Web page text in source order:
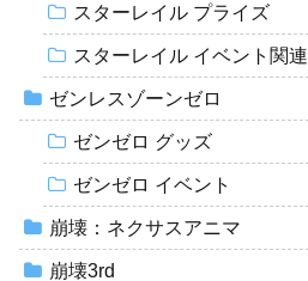
スターレイル プライズ
スターレイル イベント関連
ゼンレスゾーンゼロ
ゼンゼロ グッズ
ゼンゼロ イベント
崩壊：ネクサスアニマ
崩壊3rd